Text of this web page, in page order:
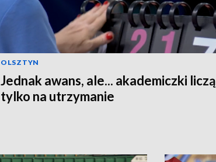
OLSZTYN
Jednak awans, ale... akademiczki liczą
tylko na utrzymanie